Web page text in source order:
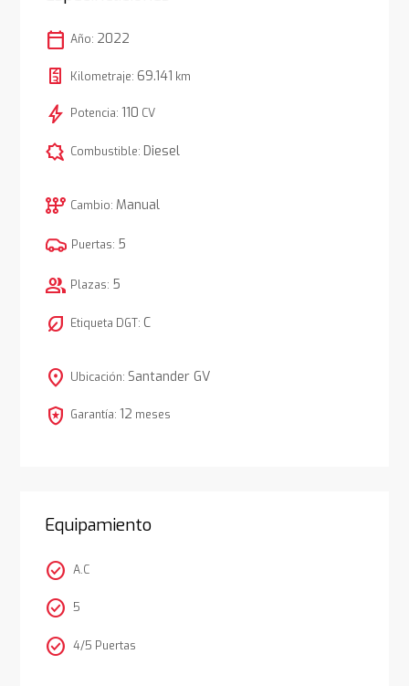
calendar_today Año: 2022
Kilometraje: 69.141 km
bolt Potencia: 110 CV
comic_bubble Combustible: Diesel
auto_transmission Cambio: Manual
Puertas: 5
group Plazas: 5
nest_eco_leaf Etiqueta DGT: C
location_on Ubicación: Santander GV
local_police Garantía: 12 meses
Equipamiento
check_circle A.C
check_circle 5
check_circle 4/5 Puertas